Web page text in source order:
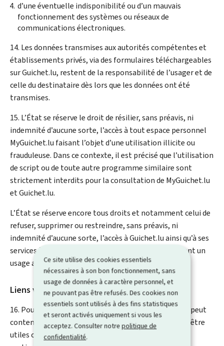
Ce site utilise des cookies essentiels
nécessaires à son bon fonctionnement, sans
usage de données à caractère personnel, et
ne pouvant pas être refusés. Des cookies non
essentiels sont utilisés à des fins statistiques
et seront activés uniquement si vous les
acceptez. Consulter notrepolitique de
confidentialité.
d’une éventuelle indisponibilité ou d’un mauvais
fonctionnement des systèmes ou réseaux de
communications électroniques.
14. Les données transmises aux autorités compétentes et
établissements privés, via des formulaires téléchargeables
sur Guichet.lu, restent de la responsabilité de l’usager et de
celle du destinataire dès lors que les données ont été
transmises.
15. L’État se réserve le droit de résilier, sans préavis, ni
indemnité d’aucune sorte, l’accès à tout espace personnel
MyGuichet.lu faisant l’objet d’une utilisation illicite ou
frauduleuse. Dans ce contexte, il est précisé que l’utilisation
de script ou de toute autre programme similaire sont
strictement interdits pour la consultation de MyGuichet.lu
et Guichet.lu.
L’État se réserve encore tous droits et notamment celui de
refuser, supprimer ou restreindre, sans préavis, ni
indemnité d’aucune sorte, l’accès à Guichet.lu ainsi qu’à ses
services à toute personne, physique ou morale, faisant un
usage abusif, illicite ou frauduleux de ces services.
Liens vers sites liés
16. Pour la convenance des usagers, le site Guichet.lu peut
contenir des liens vers d’autres sites qui peuvent leur être
utiles ou qui peuvent les intéresser. L’État et plus